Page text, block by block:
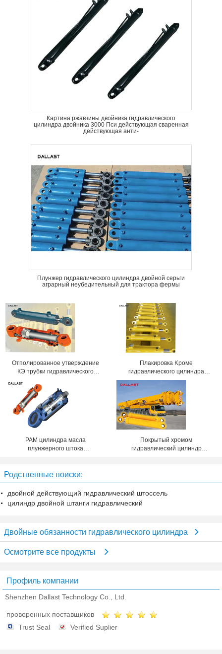
Картина ржавчины двойника гидравлического
цилиндра двойника 3000 Пси действующая сваренная
действующая анти-
Плунжер гидравлического цилиндра двойной серьги
аграрный неубедительный для трактора фермы
Отполированное утверждение
КЭ трубки гидравлического
Kроме телескопичное
закаленное
Плакировка Kроме
гидравлического цилиндра
двойника 4 тонн действующая
для машинного оборудования
добычи угля
РАМ цилиндра масла
плунжерного штока
короткого хода двойной
действующий
Покрытый хромом
гидравлический цилиндр
Родственные поиски:
двойной действующий гидравлический штоссель
цилиндр двойной штанги гидравлический
Двойные обязанности гидравлического цилиндра
Осмотрите все продукты
Профиль компании
Shenzhen Dallast Technology Co., Ltd.
проверенных поставщиков
Trust Seal
Verified Suplier